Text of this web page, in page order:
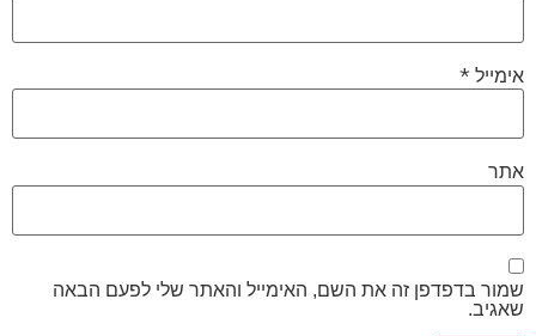
אימייל *
אתר
שמור בדפדפן זה את השם, האימייל והאתר שלי לפעם הבאה
שאגיב.